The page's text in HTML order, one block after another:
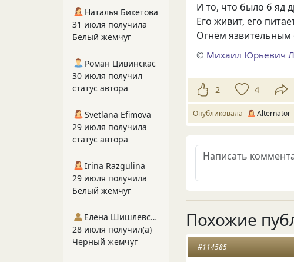
И то, что было б яд
Его живит, его
Огнём язвительным
© Михаил Юрьевич
2 4
Опубликовала Alternator
Похожие
#114585
Наталья Бикетова
31 июля получила
Белый жемчуг
Роман Цивинскас
30 июля получил
статус автора
Svetlana Efimova
29 июля получила
статус автора
Irina Razgulina
29 июля получила
Белый жемчуг
Елена Шишлевская
28 июля получил(а)
Черный жемчуг